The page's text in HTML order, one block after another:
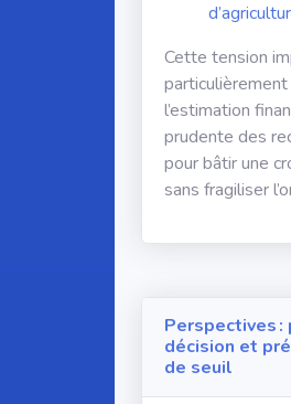
Cette tension
l’estimation
prudente des
pour bâtir une
sans fragiliser
Perspectives :
décision et
de seuil